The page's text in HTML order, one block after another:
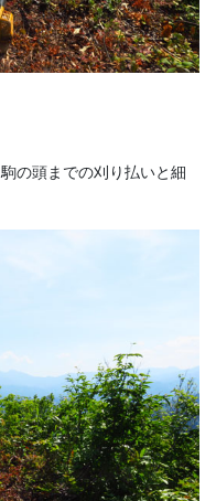
の頭までの刈り払いと細